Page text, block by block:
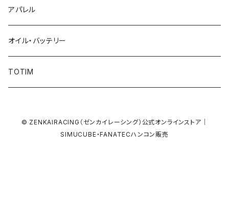
アパレル
オイル・バッテリー
TOTIM
© ZENKAIRACING（ゼンカイレーシング）公式オンラインストア｜
SIMUCUBE・FANATECハンコン販売